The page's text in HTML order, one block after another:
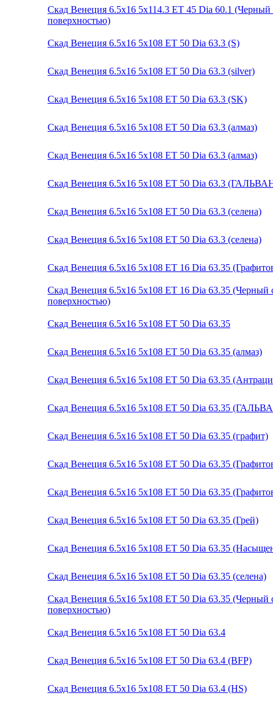
Скад Венеция 6.5x16 5x114.3 ET 45 Dia 60.1
поверхностью)
Скад Венеция 6.5x16 5x108 ET 50 Dia 63.3 (S)
Скад Венеция 6.5x16 5x108 ET 50 Dia 63.3 (silver)
Скад Венеция 6.5x16 5x108 ET 50 Dia 63.3 (SK)
Скад Венеция 6.5x16 5x108 ET 50 Dia 63.3 (алмаз)
Скад Венеция 6.5x16 5x108 ET 50 Dia 63.3 (алмаз)
Скад Венеция 6.5x16 5x108 ET 50 Dia 63.3
Скад Венеция 6.5x16 5x108 ET 50 Dia 63.3 (селена)
Скад Венеция 6.5x16 5x108 ET 50 Dia 63.3 (селена)
Скад Венеция 6.5x16 5x108 ET 16 Dia 63.35
Скад Венеция 6.5x16 5x108 ET 16 Dia 63.35 (Черный
поверхностью)
Скад Венеция 6.5x16 5x108 ET 50 Dia 63.35
Скад Венеция 6.5x16 5x108 ET 50 Dia 63.35 (алмаз)
Скад Венеция 6.5x16 5x108 ET 50 Dia 63.35
Скад Венеция 6.5x16 5x108 ET 50 Dia 63.35
Скад Венеция 6.5x16 5x108 ET 50 Dia 63.35 (графит)
Скад Венеция 6.5x16 5x108 ET 50 Dia 63.35
Скад Венеция 6.5x16 5x108 ET 50 Dia 63.35
Скад Венеция 6.5x16 5x108 ET 50 Dia 63.35 (Грей)
Скад Венеция 6.5x16 5x108 ET 50 Dia 63.35
Скад Венеция 6.5x16 5x108 ET 50 Dia 63.35 (селена)
Скад Венеция 6.5x16 5x108 ET 50 Dia 63.35 (Черный
поверхностью)
Скад Венеция 6.5x16 5x108 ET 50 Dia 63.4
Скад Венеция 6.5x16 5x108 ET 50 Dia 63.4 (BFP)
Скад Венеция 6.5x16 5x108 ET 50 Dia 63.4 (HS)